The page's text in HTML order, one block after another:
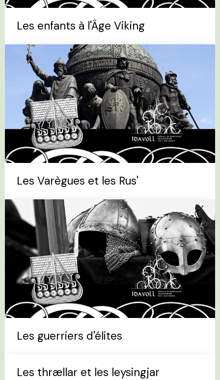
Les enfants à l'Âge Viking
Les Varègues et les Rus'
Les guerriers d'élites
Les thrællar et les leysingjar